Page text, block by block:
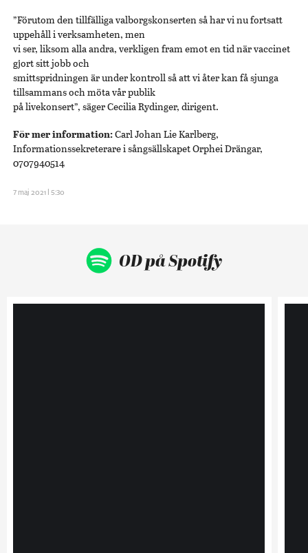
”Förutom den tillfälliga valborgskonserten så har vi nu fortsatt
uppehåll i verksamheten, men
vi ser, liksom alla andra, verkligen fram emot en tid när vaccinet
gjort sitt jobb och
smittspridningen är under kontroll så att vi åter kan få sjunga
tillsammans och möta vår publik
på livekonsert”, säger Cecilia Rydinger, dirigent.
För mer information:Carl Johan Lie Karlberg,
Informationssekreterare i sångsällskapet Orphei Drängar,
0707940514
7 maj 2021 | 5:30
OD på Spotify